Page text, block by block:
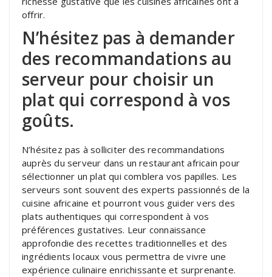
offrir.
N’hésitez pas à demander
des recommandations au
serveur pour choisir un
plat qui correspond à vos
goûts.
N’hésitez pas à solliciter des recommandations
auprès du serveur dans un restaurant africain pour
sélectionner un plat qui comblera vos papilles. Les
serveurs sont souvent des experts passionnés de la
cuisine africaine et pourront vous guider vers des
plats authentiques qui correspondent à vos
préférences gustatives. Leur connaissance
approfondie des recettes traditionnelles et des
ingrédients locaux vous permettra de vivre une
expérience culinaire enrichissante et surprenante.